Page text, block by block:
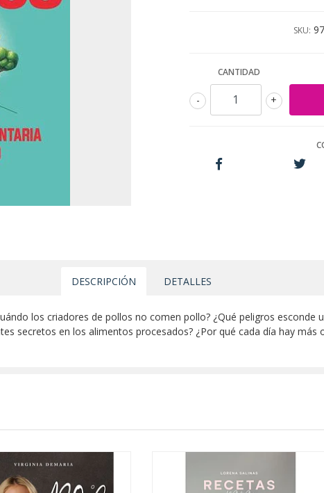
SKU:
CANTIDAD
+
-
DESCRIPCIÓN DETALLES
los criadores de pollos no comen pollo? ¿Qué peligros esconde
secretos en los alimentos procesados? ¿Por qué cada día hay más